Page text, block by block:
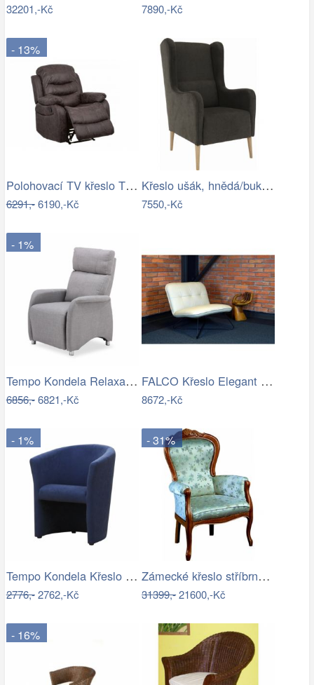
32201,-Kč 7890,-Kč
- 13%
Polohovací TV křeslo TV-4086 látka…
6291,-6190,-Kč
Křeslo ušák, hnědá/buk, BREDLY Mdum
7550,-Kč
- 1%
Tempo Kondela Relaxační křeslo FOREST -…
6856,-6821,-Kč
FALCO Křeslo Elegant kůže Toledo /vtahy…
8672,-Kč
- 1%
Tempo Kondela Křeslo CUBA - modré
2776,-2762,-Kč
- 31%
Zámecké křeslo stříbrné polstrované…
31399,-21600,-Kč
- 16%